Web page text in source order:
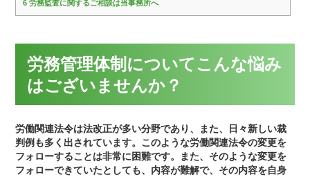
6 労務監査に関するご相談は当事務所へ
労務管理体制についてこんな悩み
はございませんか？
労働関連法令は法改正が多い分野であり、また、日々新しい裁
判例も多く出されています。このような労働関連法令の変更を
フォローすることは非常に困難です。また、そのような変更を
フォローできていたとしても、内容が難解で、その内容を自身